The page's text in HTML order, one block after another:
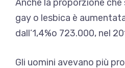
Anche la proporzione
gay o lesbica è
dall’1,4%o 723.000, nel
Gli uomini avevano più